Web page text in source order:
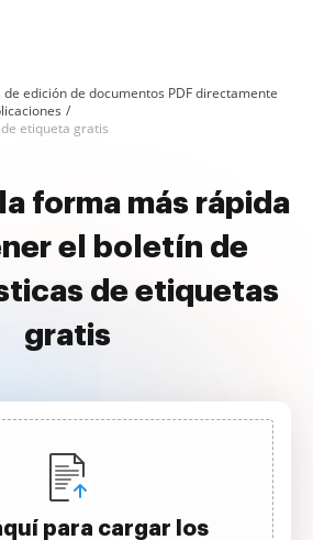
edición de documentos PDF directamente
etiqueta gratis
forma más rápida
el boletín de
de etiquetas
gratis
para cargar los